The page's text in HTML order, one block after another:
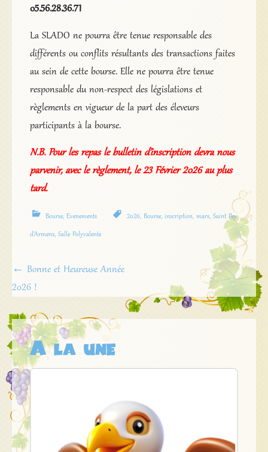
05.56.28.36.71
La SLADO ne pourra être tenue responsable des
différents ou conflits résultants des transactions faites
au sein de cette bourse. Elle ne pourra être tenue
responsable du non-respect des législations et
règlements en vigueur de la part des éleveurs
participants à la bourse.
N.B. Pour les repas le bulletin d’inscription devra nous
parvenir, avec le règlement, le 23 Février 2026 au plus
tard.
Bourse, Evenements 2026, Bourse, inscription, mars, Saint Pey
d'Armens, Salle Polyvalente
Navigation
de
l'article
← Bonne et Heureuse Année
2026 !
A la une